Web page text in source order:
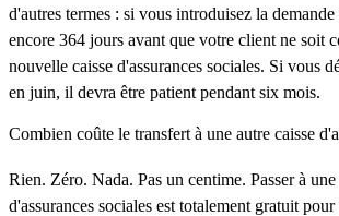
d'autres termes : si vous introduisez la
encore 364 jours avant que votre client ne soit
nouvelle caisse d'assurances sociales. Si vous
en juin, il devra être patient pendant six mois.
Combien coûte le transfert à une autre caisse
Rien. Zéro. Nada. Pas un centime. Passer à une
d'assurances sociales est totalement gratuit